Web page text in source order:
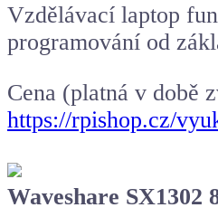
Vzdělávací laptop
programování od
Cena (platná v době
https://rpishop.cz/
Waveshare